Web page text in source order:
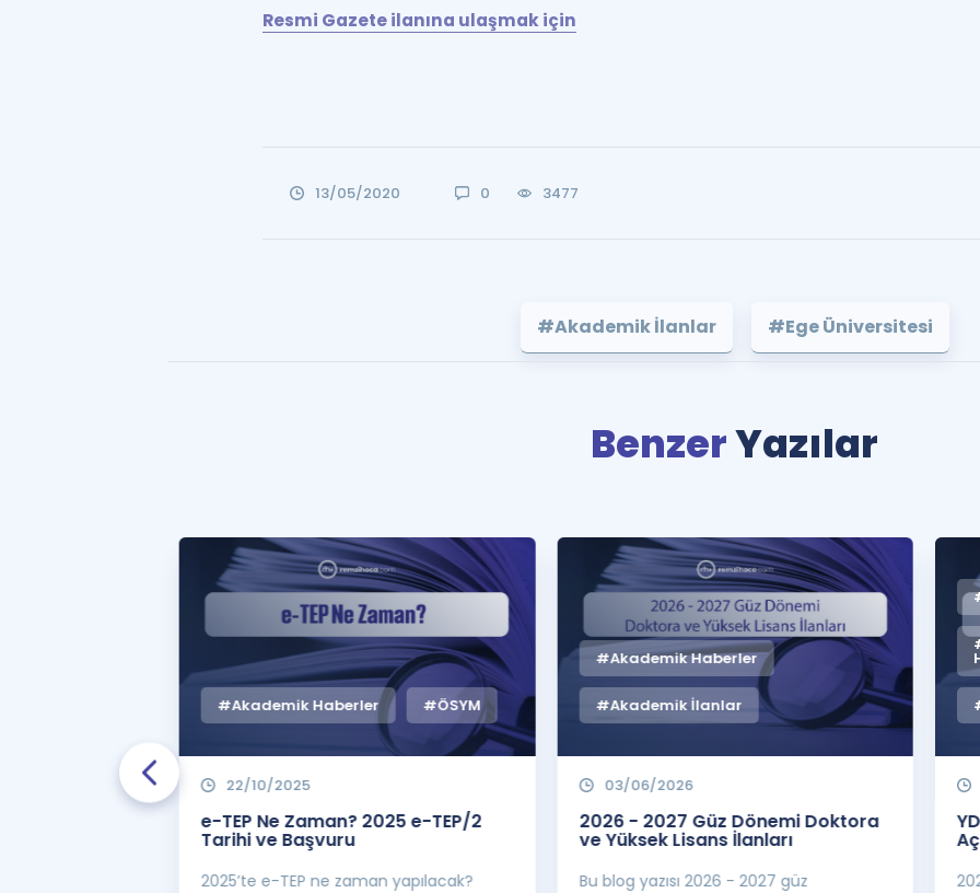
Resmi Gazete ilanına ulaşmak için
13/05/2020 0 3477
#Akademik İlanlar #Ege Üniversitesi
BenzerYazılar
#Akademik Haberler #ÖSYM
22/10/2025
e-TEP Ne Zaman? 2025 e-TEP/2
Tarihi ve Başvuru
2025’te e-TEP ne zaman yapılacak?
#Akademik Haberler
#Akademik İlanlar
03/06/2026
2026 - 2027 Güz Dönemi Doktora
ve Yüksek Lisans İlanları
Bu blog yazısı 2026 - 2027 güz